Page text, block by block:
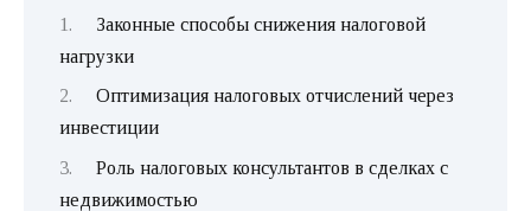
Законные способы снижения налоговой
нагрузки
Оптимизация налоговых отчислений через
инвестиции
Роль налоговых консультантов в сделках с
недвижимостью